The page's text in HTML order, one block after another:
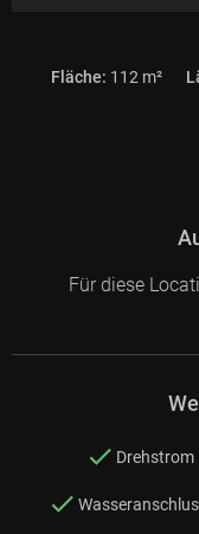
Fläche: 112 m²
Für diese
Drehstrom